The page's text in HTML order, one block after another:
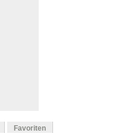
Favoriten